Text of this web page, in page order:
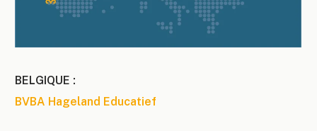
BELGIQUE :
BVBA Hageland Educatief